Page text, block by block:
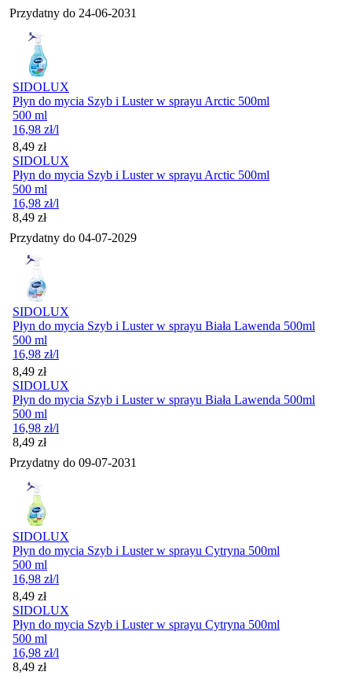
Przydatny do 24-06-2031
SIDOLUX
Płyn do mycia Szyb i Luster w sprayu Arctic 500ml
500 ml
16,98 zł/l
Cena
8,49 zł
SIDOLUX
Płyn do mycia Szyb i Luster w sprayu Arctic 500ml
500 ml
16,98 zł/l
Cena
8,49 zł
Przydatny do 04-07-2029
SIDOLUX
Płyn do mycia Szyb i Luster w sprayu Biała Lawenda 500ml
500 ml
16,98 zł/l
Cena
8,49 zł
SIDOLUX
Płyn do mycia Szyb i Luster w sprayu Biała Lawenda 500ml
500 ml
16,98 zł/l
Cena
8,49 zł
Przydatny do 09-07-2031
SIDOLUX
Płyn do mycia Szyb i Luster w sprayu Cytryna 500ml
500 ml
16,98 zł/l
Cena
8,49 zł
SIDOLUX
Płyn do mycia Szyb i Luster w sprayu Cytryna 500ml
500 ml
16,98 zł/l
Cena
8,49 zł